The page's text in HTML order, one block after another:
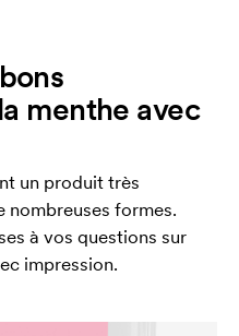
menthe avec
un produit très
nombreuses formes.
à vos questions sur
impression.